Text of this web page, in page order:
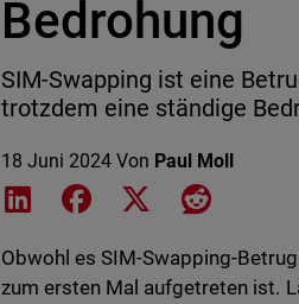
Bedrohung
SIM-Swapping ist eine
trotzdem eine ständige
18 Juni 2024 Von Paul Moll
Share on LinkedIn
Share on Facebook
Share on XShare on
Obwohl es SIM-Swapping-
zum ersten Mal aufgetreten ist.